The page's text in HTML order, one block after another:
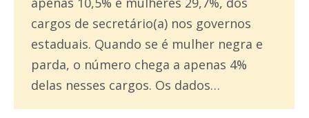
cargos de secretário(a) nos governos
estaduais. Quando se é mulher negra e
parda, o número chega a apenas 4%
delas nesses cargos. Os dados…